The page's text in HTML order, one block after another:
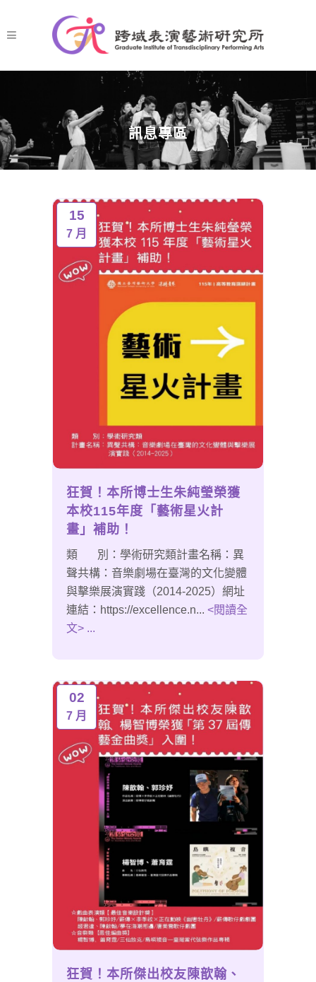
訊息專區
15
7 月
狂賀！本所博士生朱純瑩榮獲
本校115年度「藝術星火計
畫」補助！
類 別：學術研究類計畫名稱：異
聲共構：音樂劇場在臺灣的文化變體
與擊樂展演實踐（2014-2025）網址
連結：https://excellence.n... <閱讀全
文> ...
02
7 月
狂賀！本所傑出校友陳歆翰、